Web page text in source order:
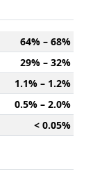
64% – 68%
29% – 32%
1.1% – 1.2%
0.5% – 2.0%
< 0.05%